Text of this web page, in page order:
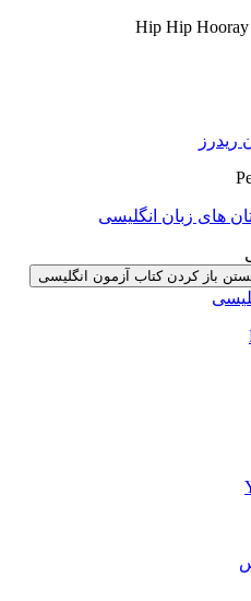
Hip Hip Hooray
ریدرز
های زبان انگلیسی
باز کردن کتاب آزمون انگلیسی